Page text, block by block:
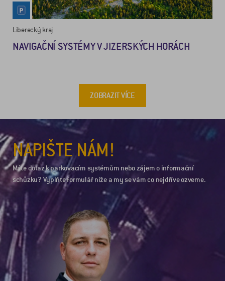
Liberecký kraj
NAVIGAČNÍ SYSTÉMY V JIZERSKÝCH HORÁCH
ZOBRAZIT VÍCE
NAPIŠTE NÁM!
Máte dotaz k parkovacím systémům nebo zájem o informační
schůzku? Vyplňte formulář níže a my se vám co nejdříve ozveme.